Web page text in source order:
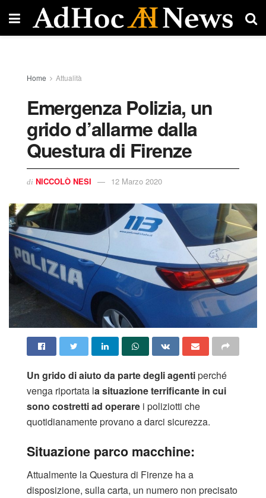
Home Attualità
Emergenza Polizia, un
grido d’allarme dalla
Questura di Firenze
di NICCOLÒ NESI 12 Marzo 2020
Un grido di aiuto da parte degli agentiperché
venga riportata la situazione terrificante in cui
sono costretti ad operare i poliziotti che
quotidianamente provano a darci sicurezza.
Situazione parco macchine:
Attualmente la Questura di Firenze ha a
disposizione, sulla carta, un numero non precisato